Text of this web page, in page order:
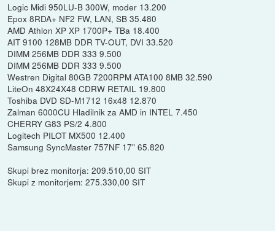
Logic Midi 950LU-B 300W, moder 13.200
Epox 8RDA+ NF2 FW, LAN, SB 35.480
AMD Athlon XP XP 1700P+ TBa 18.400
AIT 9100 128MB DDR TV-OUT, DVI 33.520
DIMM 256MB DDR 333 9.500
DIMM 256MB DDR 333 9.500
Westren Digital 80GB 7200RPM ATA100 8MB 32.590
LiteOn 48X24X48 CDRW RETAIL 19.800
Toshiba DVD SD-M1712 16x48 12.870
Zalman 6000CU Hladilnik za AMD in INTEL 7.450
CHERRY G83 PS/2 4.800
Logitech PILOT MX500 12.400
Samsung SyncMaster 757NF 17" 65.820
Skupi brez monitorja: 209.510,00 SIT
Skupi z monitorjem: 275.330,00 SIT